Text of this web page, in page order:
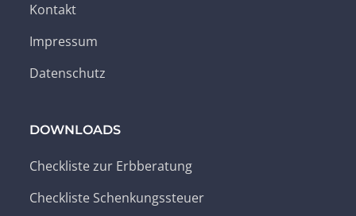
Kontakt
Impressum
Datenschutz
DOWNLOADS
Checkliste zur Erbberatung
Checkliste Schenkungssteuer